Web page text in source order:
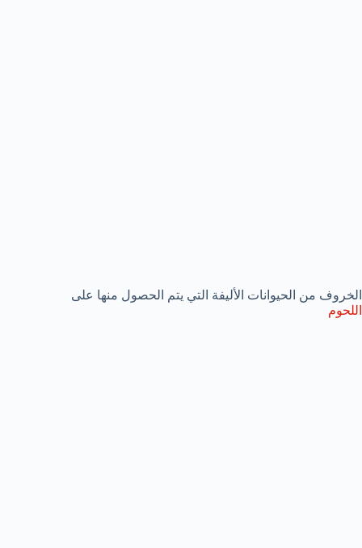
الخروف من الحيوانات الأليفة التي يتم الحصول منها على
اللحوم